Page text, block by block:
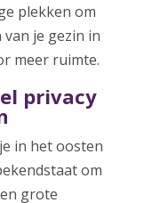
plekken om
je gezin in
meer ruimte.
privacy
in het oosten
om
grote